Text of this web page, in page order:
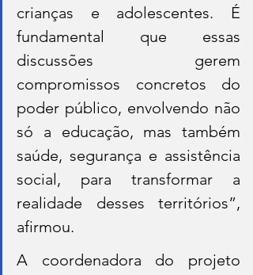
crianças e adolescentes. É
fundamental que essas
discussões gerem
compromissos concretos do
poder público, envolvendo não
só a educação, mas também
saúde, segurança e assistência
social, para transformar a
realidade desses territórios”,
afirmou.
A coordenadora do projeto